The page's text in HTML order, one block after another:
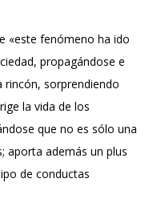
«este fenómeno ha ido
propagándose e
rincón, sorprendiendo
la vida de los
que no es sólo una
aporta además un plus
de conductas